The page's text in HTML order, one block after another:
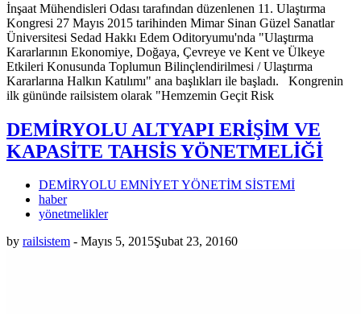
İnşaat Mühendisleri Odası tarafından düzenlenen 11. Ulaştırma
Kongresi 27 Mayıs 2015 tarihinden Mimar Sinan Güzel Sanatlar
Üniversitesi Sedad Hakkı Edem Oditoryumu'nda "Ulaştırma
Kararlarının Ekonomiye, Doğaya, Çevreye ve Kent ve Ülkeye
Etkileri Konusunda Toplumun Bilinçlendirilmesi / Ulaştırma
Kararlarına Halkın Katılımı" ana başlıkları ile başladı. Kongrenin
ilk gününde railsistem olarak "Hemzemin Geçit Risk
DEMİRYOLU ALTYAPI ERİŞİM VE
KAPASİTE TAHSİS YÖNETMELİĞİ
DEMİRYOLU EMNİYET YÖNETİM SİSTEMİ
haber
yönetmelikler
by railsistem - Mayıs 5, 2015Şubat 23, 20160